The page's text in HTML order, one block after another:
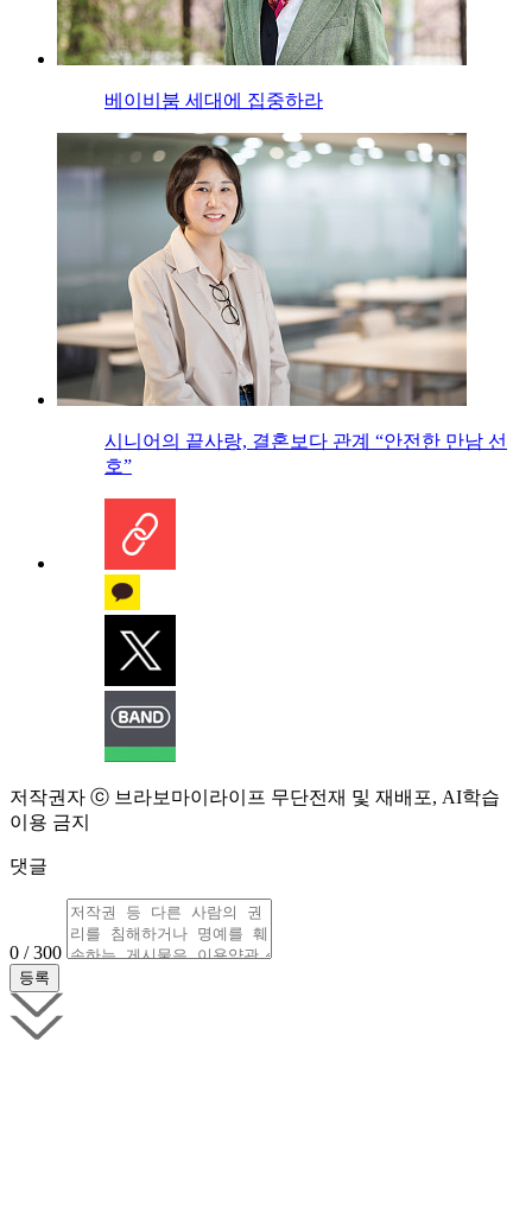
베이비붐 세대에 집중하라
시니어의 끝사랑, 결혼보다 관계 “안전한 만남 선
호”
저작권자 ⓒ 브라보마이라이프 무단전재 및 재배포, AI학습
이용 금지
댓글
0 / 300